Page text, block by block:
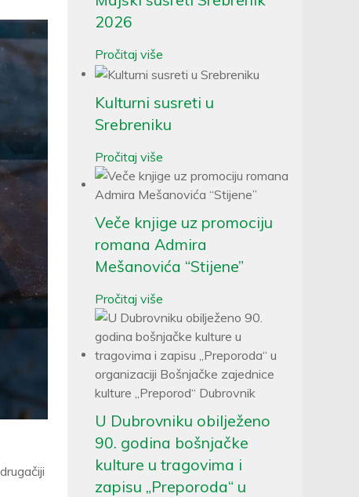
2026
Pročitaj više
Kulturni susreti u
Srebreniku
Pročitaj više
Veče knjige uz promociju
romana Admira
Mešanovića “Stijene”
Pročitaj više
U Dubrovniku obilježeno
90. godina bošnjačke
kulture u tragovima i
zapisu „Preporoda“ u